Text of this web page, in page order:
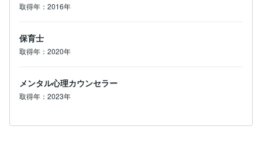
取得年：2016年
保育士
取得年：2020年
メンタル心理カウンセラー
取得年：2023年